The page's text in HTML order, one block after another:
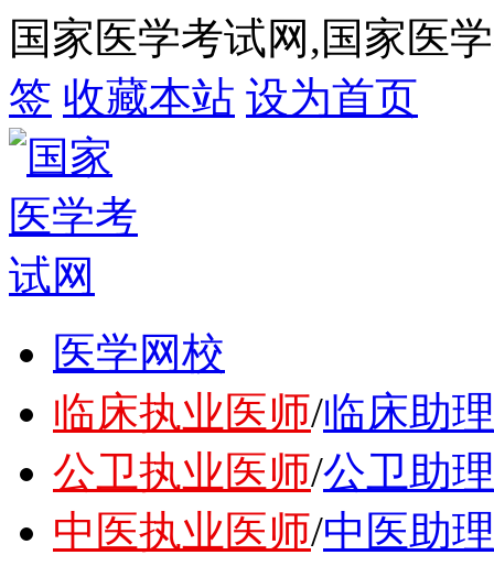
国家医学考试网,国家医
签 收藏本站 设为首页
医学网校
临床执业医师/临床助
公卫执业医师/公卫助
中医执业医师/中医助